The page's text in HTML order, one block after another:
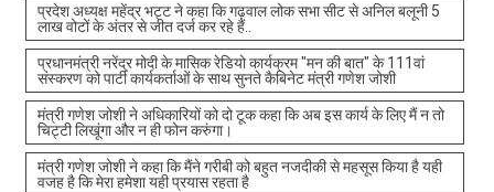
प्रदेश अध्यक्ष महेंद्र भट्ट ने कहा कि गढ़वाल लोक सभा सीट से अनिल बलूनी 5
लाख वोटों के अंतर से जीत दर्ज कर रहे हैं..
प्रधानमंत्री नरेंद्र मोदी के मासिक रेडियो कार्यक्रम "मन की बात" के 111वां
संस्करण को पार्टी कार्यकर्ताओं के साथ सुनते कैबिनेट मंत्री गणेश जोशी
मंत्री गणेश जोशी ने अधिकारियों को दो टूक कहा कि अब इस कार्य के लिए मैं न तो
चिट्टी लिखूंगा और न ही फोन करुंगा।
मंत्री गणेश जोशी ने कहा कि मैंने गरीबी को बहुत नजदीकी से महसूस किया है यही
वजह है कि मेरा हमेशा यही प्रयास रहता है